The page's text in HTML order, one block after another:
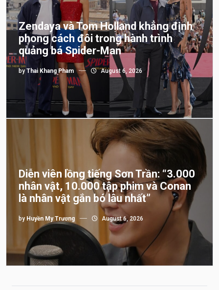
Zendaya và Tom Holland khẳng định
phong cách đôi trong hành trình
quảng bá Spider-Man
by Thai Khang Pham August 6, 2026
Diễn viên lồng tiếng Sơn Trần: “3.000
nhân vật, 10.000 tập phim và Conan
là nhân vật gắn bó lâu nhất”
by Huyền My Trương August 6, 2026